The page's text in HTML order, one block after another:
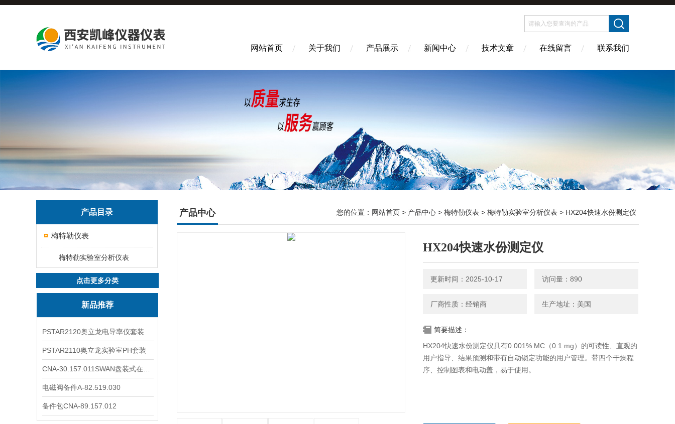
网站首页 关于我们 产品展示 新闻中心 技术文章 在线留言 联系我们
产品目录
梅特勒仪表
梅特勒实验室分析仪表
点击更多分类
新品推荐
PSTAR2120奥立龙电导率仪套装
PSTAR2110奥立龙实验室PH套装
电磁阀备件A-82.519.030
备件包CNA-89.157.012
产品中心 您的位置： 网站首页 > 产品中心 > 梅特勒仪表 > 梅特勒实验室分析仪表 > HX204快速水份测定仪
HX204快速水份测定仪
更新时间：2025-10-17 访问量：890
厂商性质：经销商 生产地址：美国
简要描述：
HX204快速水份测定仪具有0.001% MC（0.1 mg）的可读性、直观的
用户指导、结果预测和带有自动锁定功能的用户管理。带四个干燥程
序、控制图表和电动盖，易于使用。